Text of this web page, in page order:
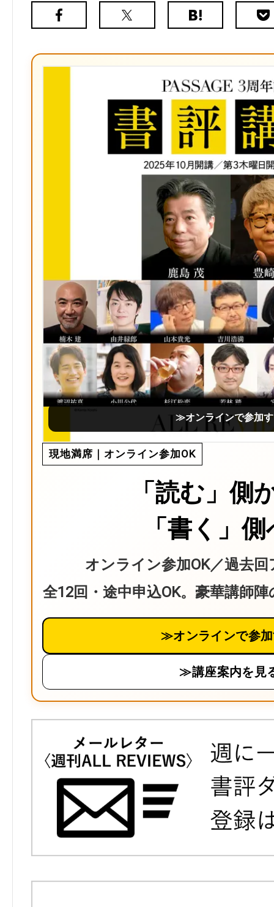
Facebook
X（旧
は
ク
マ
ー
ク
≫オンラインで参加
現地満席｜オンライン参加OK
「読む」側
「書く」
オンライン参加OK／過去
全12回・途中申込OK。豪華講師
≫オンラインで参
≫講座案内を見